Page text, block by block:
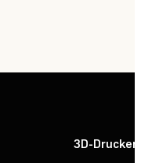
3D-Drucker